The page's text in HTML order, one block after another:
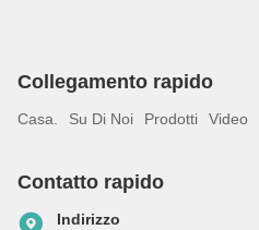
Collegamento rapido
Casa. Su Di Noi Prodotti Video
Contatto rapido
Indirizzo